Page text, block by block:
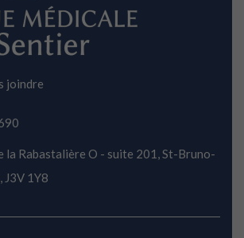
joindre
la Rabastalière O - suite 201, St-Bruno-
1Y8